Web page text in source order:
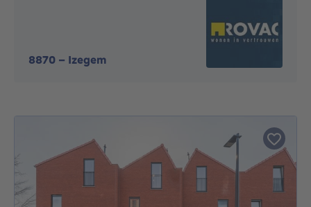
8870 - Izegem